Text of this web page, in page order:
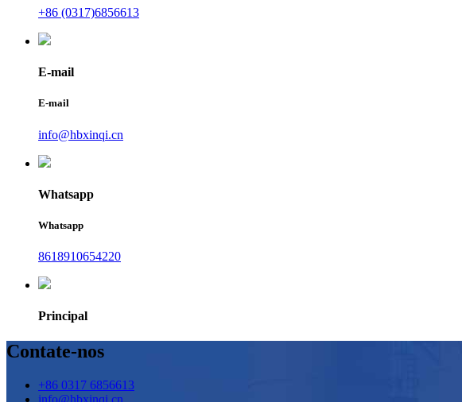
+86 (0317)6856613
E-mail
E-mail
info@hbxinqi.cn
Whatsapp
Whatsapp
8618910654220
Principal
Contate-nos
+86 0317 6856613
info@hbxinqi.cn